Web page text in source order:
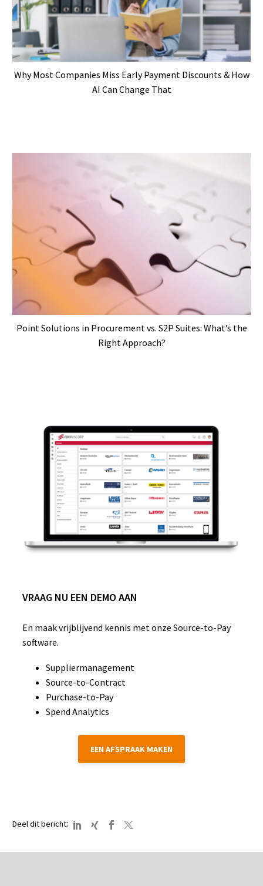
Why Most Companies Miss Early Payment Discounts & How
AI Can Change That
Point Solutions in Procurement vs. S2P Suites: What’s the
Right Approach?
VRAAG NU EEN DEMO AAN
En maak vrijblijvend kennis met onze Source-to-Pay
software.
Suppliermanagement
Source-to-Contract
Purchase-to-Pay
Spend Analytics
EEN AFSPRAAK MAKEN
Deel dit bericht: